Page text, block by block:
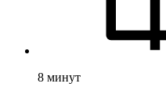
8 минут